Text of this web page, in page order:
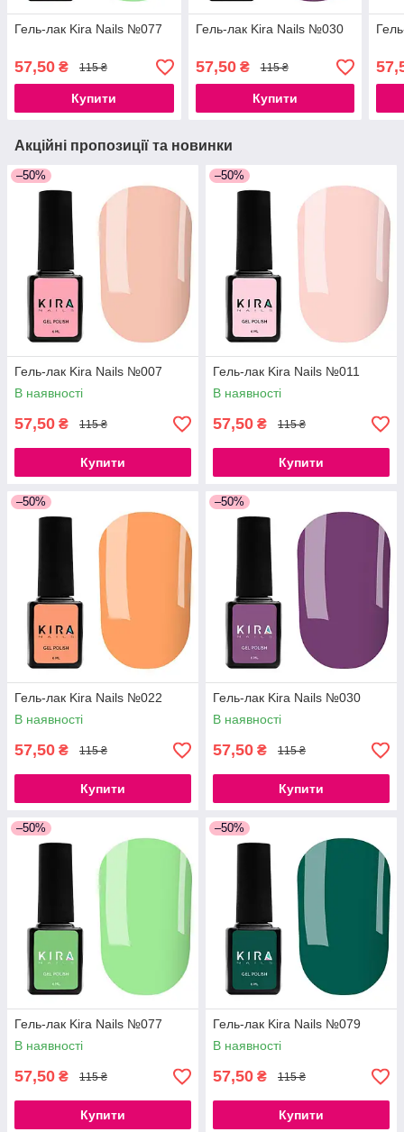
Гель-лак Kira Nails №077
57,50 ₴ 115 ₴
Купити
Гель-лак Kira Nails №030
57,50₴ 115 ₴
Купити
Акційні пропозиції та новинки
–50%
Гель-лак Kira Nails №007
В наявності
57,50 ₴ 115 ₴
Купити
–50%
Гель-лак Kira Nails №011
В наявності
57,50 ₴ 115 ₴
Купити
–50%
Гель-лак Kira Nails №022
В наявності
57,50 ₴ 115 ₴
Купити
–50%
Гель-лак Kira Nails №030
В наявності
57,50 ₴ 115 ₴
Купити
–50%
Гель-лак Kira Nails №077
В наявності
57,50 ₴ 115 ₴
Купити
–50%
Гель-лак Kira Nails №079
В наявності
57,50 ₴ 115 ₴
Купити